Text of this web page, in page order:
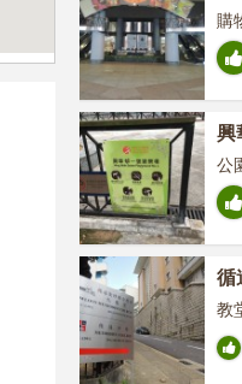
購
興
公
循
教